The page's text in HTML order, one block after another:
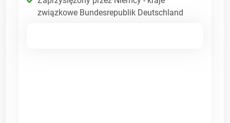
związkowe Bundesrepublik Deutschland